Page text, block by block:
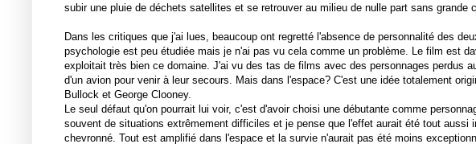
subir une pluie de déchets satellites et se retrouver au milieu de nulle part sans grande
Dans les critiques que j'ai lues, beaucoup ont regretté l'absence de personnalité des
psychologie est peu étudiée mais je n'ai pas vu cela comme un problème. Le film est
exploitait très bien ce domaine. J'ai vu des tas de films avec des personnages perdus
d'un avion pour venir à leur secours. Mais dans l'espace? C'est une idée totalement
Bullock et George Clooney.
Le seul défaut qu'on pourrait lui voir, c'est d'avoir choisi une débutante comme
souvent de situations extrêmement difficiles et je pense que l'effet aurait été tout aussi
chevronné. Tout est amplifié dans l'espace et la survie n'aurait pas été moins